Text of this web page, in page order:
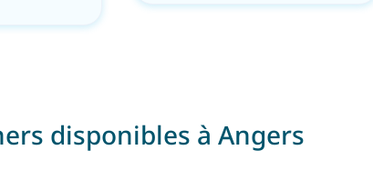
disponibles à Angers